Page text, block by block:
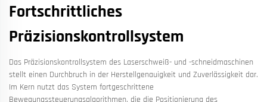
Fortschrittliches
Präzisionskontrollsystem
Das Präzisionskontrollsystem des Laserschweiß- und -schneidmaschinen
stellt einen Durchbruch in der Herstellgenauigkeit und Zuverlässigkeit dar.
Im Kern nutzt das System fortgeschrittene
Bewegungssteuerungsalgorithmen, die die Positionierung des